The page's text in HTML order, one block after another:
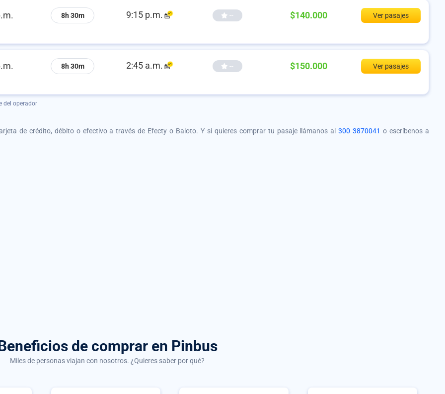
8h 30m 9:15 p.m. -- $140.000
Ver pasajes
8h 30m 2:45 a.m. -- $150.000
Ver pasajes
del operador
de crédito, débito o efectivo a través de Efecty o Baloto. Y si quieres comprar tu pasaje llámanos al300 3870041 o escríbenos a
de comprar en Pinbus
Miles de personas viajan con nosotros. ¿Quieres saber por qué?